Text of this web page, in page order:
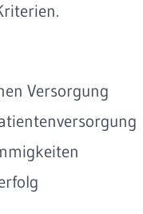
Versorgung